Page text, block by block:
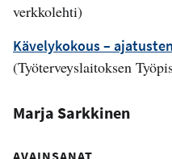
verkkolehti)
Kävelykokous –
(Työterveyslaitoksen
Marja Sarkkinen
AVAINSANAT